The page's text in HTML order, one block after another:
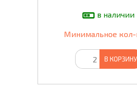
в наличии
Минимальное кол-
В КОРЗИНУ